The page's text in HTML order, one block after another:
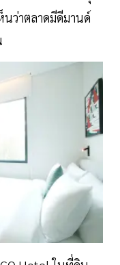
นว่าตลาดมีดีมานด์